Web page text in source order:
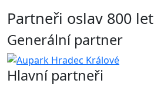
Partneři oslav 800 let
Generální partner
Hlavní partneři